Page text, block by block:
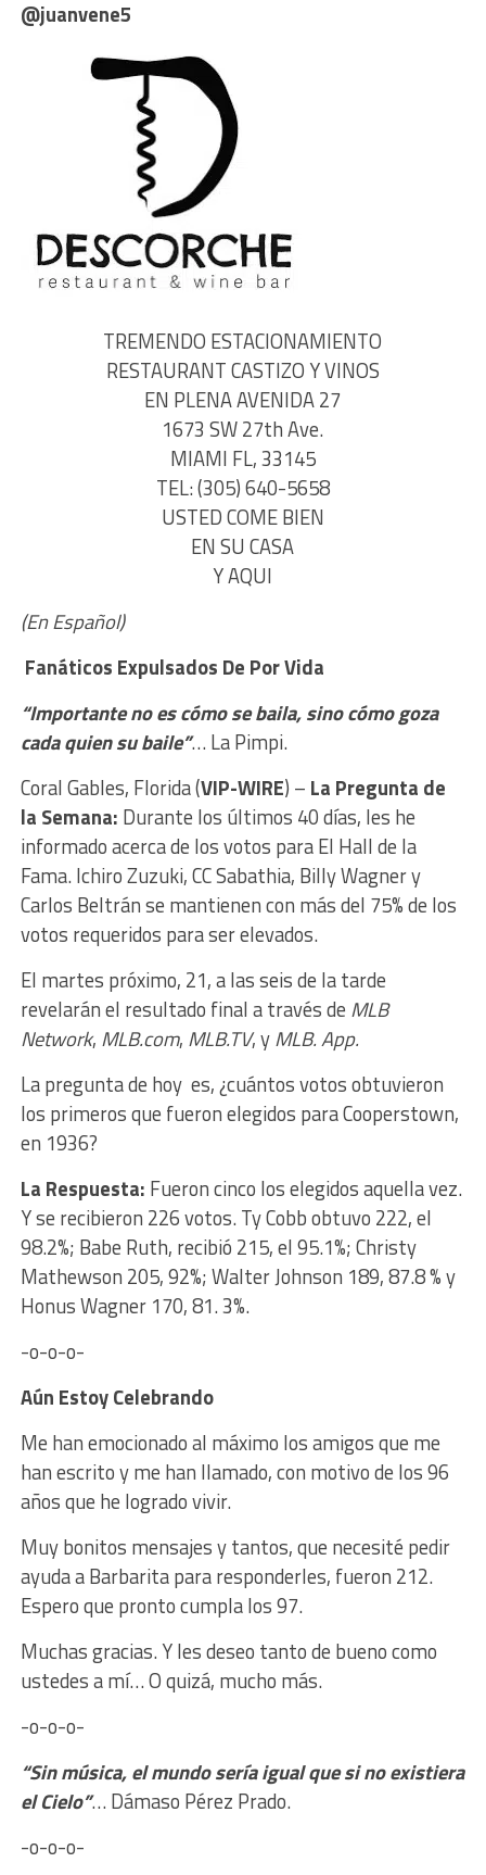
@juanvene5
TREMENDO ESTACIONAMIENTO
RESTAURANT CASTIZO Y VINOS
EN PLENA AVENIDA 27
1673 SW 27th Ave.
MIAMI FL, 33145
TEL: (305) 640-5658
USTED COME BIEN
EN SU CASA
Y AQUI
(En Español)
Fanáticos Expulsados De Por Vida
“Importante no es cómo se baila, sino cómo goza
cada quien su baile”… La Pimpi.
Coral Gables, Florida (VIP-WIRE) – La Pregunta de
la Semana: Durante los últimos 40 días, les he
informado acerca de los votos para El Hall de la
Fama. Ichiro Zuzuki, CC Sabathia, Billy Wagner y
Carlos Beltrán se mantienen con más del 75% de los
votos requeridos para ser elevados.
El martes próximo, 21, a las seis de la tarde
revelarán el resultado final a través de MLB
Network, MLB.com, MLB.TV, yMLB. App.
La pregunta de hoy es, ¿cuántos votos obtuvieron
los primeros que fueron elegidos para Cooperstown,
en 1936?
La Respuesta: Fueron cinco los elegidos aquella vez.
Y se recibieron 226 votos. Ty Cobb obtuvo 222, el
98.2%; Babe Ruth, recibió 215, el 95.1%; Christy
Mathewson 205, 92%; Walter Johnson 189, 87.8 % y
Honus Wagner 170, 81. 3%.
-o-o-o-
Aún Estoy Celebrando
Me han emocionado al máximo los amigos que me
han escrito y me han llamado, con motivo de los 96
años que he logrado vivir.
Muy bonitos mensajes y tantos, que necesité pedir
ayuda a Barbarita para responderles, fueron 212.
Espero que pronto cumpla los 97.
Muchas gracias. Y les deseo tanto de bueno como
ustedes a mí… O quizá, mucho más.
-o-o-o-
“Sin música, el mundo sería igual que si no existiera
el Cielo”… Dámaso Pérez Prado.
-o-o-o-